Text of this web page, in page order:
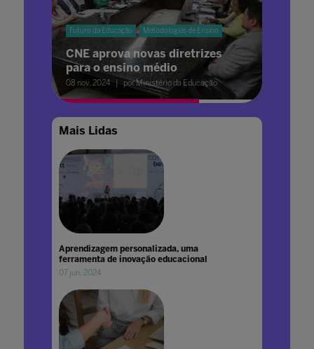
Futuro da Educação Metodologias de Ensino
CNE aprova novas diretrizes
para o ensino médio
08 nov. 2024 por Ministério da Educação
Mais Lidas
Aprendizagem personalizada, uma
ferramenta de inovação educacional
07 jun. 2024